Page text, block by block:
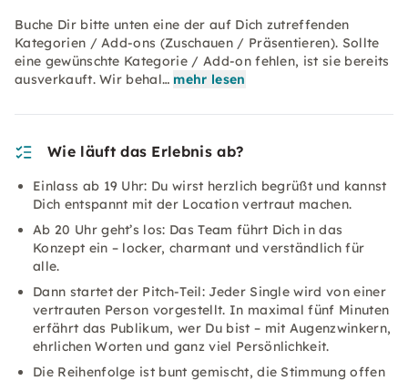
Buche Dir bitte unten eine der auf Dich zutreffenden
Kategorien / Add-ons (Zuschauen / Präsentieren). Sollte
eine gewünschte Kategorie / Add-on fehlen, ist sie bereits
ausverkauft. Wir behal… mehr lesen
Wie läuft das Erlebnis ab?
Einlass ab 19 Uhr: Du wirst herzlich begrüßt und kannst
Dich entspannt mit der Location vertraut machen.
Ab 20 Uhr geht’s los: Das Team führt Dich in das
Konzept ein – locker, charmant und verständlich für
alle.
Dann startet der Pitch-Teil: Jeder Single wird von einer
vertrauten Person vorgestellt. In maximal fünf Minuten
erfährt das Publikum, wer Du bist – mit Augenzwinkern,
ehrlichen Worten und ganz viel Persönlichkeit.
Die Reihenfolge ist bunt gemischt, die Stimmung offen